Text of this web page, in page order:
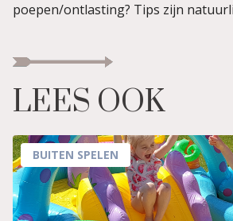
poepen/ontlasting? Tips zijn
LEES OOK
BUITEN SPELEN